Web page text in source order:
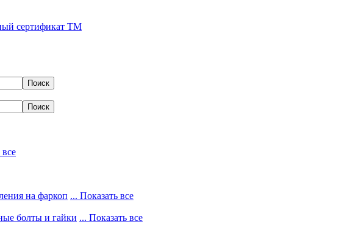
сертификат ТМ
все
на фаркоп ... Показать все
болты и гайки ... Показать все